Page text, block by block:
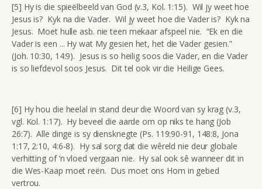
[5] Hy is die spieëlbeeld van God (v.3, Kol. 1:15). Wil jy weet hoe
Jesus is? Kyk na die Vader. Wil jy weet hoe die Vader is? Kyk na
Jesus. Moet hulle asb. nie teen mekaar afspeel nie. “Ek en die
Vader is een ... Hy wat My gesien het, het die Vader gesien.”
(Joh. 10:30, 14:9). Jesus is so heilig soos die Vader, en die Vader
is so liefdevol soos Jesus. Dit tel ook vir die Heilige Gees.
[6] Hy hou die heelal in stand deur die Woord van sy krag (v.3,
vgl. Kol. 1:17). Hy beveel die aarde om op niks te hang (Job
26:7). Alle dinge is sy diensknegte (Ps. 119:90-91, 148:8, Jona
1:17, 2:10, 4:6-8). Hy sal sorg dat die wêreld nie deur globale
verhitting of ‘n vloed vergaan nie. Hy sal ook sê wanneer dit in
die Wes-Kaap moet reën. Dus moet ons Hom in gebed
vertrou.